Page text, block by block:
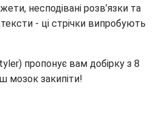
несподівані розв’язки та
- ці стрічки випробують
пропонує вам добірку з 8
мозок закипіти!